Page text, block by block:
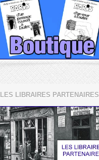
LES LIBRAIRES PARTENAIRES